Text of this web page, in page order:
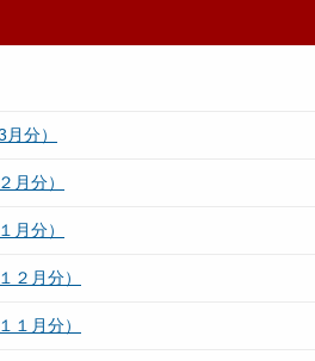
分）
月分）
月分）
２月分）
１月分）